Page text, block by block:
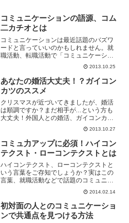
コミュニケーションの語源、コム
二カチオとは
コミュニケーションは最近話題のバズワ
ードと言っていいのかもしれません。就
職活動、転職活動で「コミュニケーショ
ン力（りょく）」なるものがいつも取り
ざたにされています。しかし、「コミュ
ニケーションってそもそも何だろう？」
と考えるとよく分からない...
2013.10.25
あなたの婚活大丈夫！？ガイコン
カツのススメ
クリスマスが近づいてきましたが、婚活
は順調ですか？まだ相手が...という方も
大丈夫！外国人との婚活、ガイコンカツ
をしてみませんか？外国人の彼氏を作る
にはどうしたらいいの？話題の”ガイコン
カツ”って？ガイコンカツは言わば異文化
とのコミュニケー...
2013.10.27
コミュ力アップに必須！ハイコン
テクスト・ローコンテクストとは
ハイコンテクスト、ローコンテクストと
いう言葉をご存知でしょうか？実はこの
言葉、就職活動などで話題のコミュニケ
ーション力（コミュ力）に大きく関係す
る大事な考え方なんです！ハイコンテク
スト、ローコンテクストとはハイコンテ
クスト、ローコンテクスト...
2014.02.14
初対面の人とのコミュニケーショ
ンで共通点を見つける方法